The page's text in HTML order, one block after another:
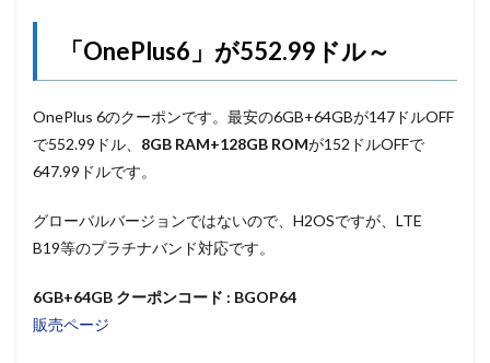
「OnePlus6」が552.99ドル～
OnePlus 6のクーポンです。最安の6GB+64GBが147ドルOFF
で552.99ドル、 8GB RAM+128GB ROMが152ドルOFFで
647.99ドルです。
グローバルバージョンではないので、H2OSですが、LTE
B19等のプラチナバンド対応です。
6GB+64GB クーポンコード : BGOP64
販売ページ